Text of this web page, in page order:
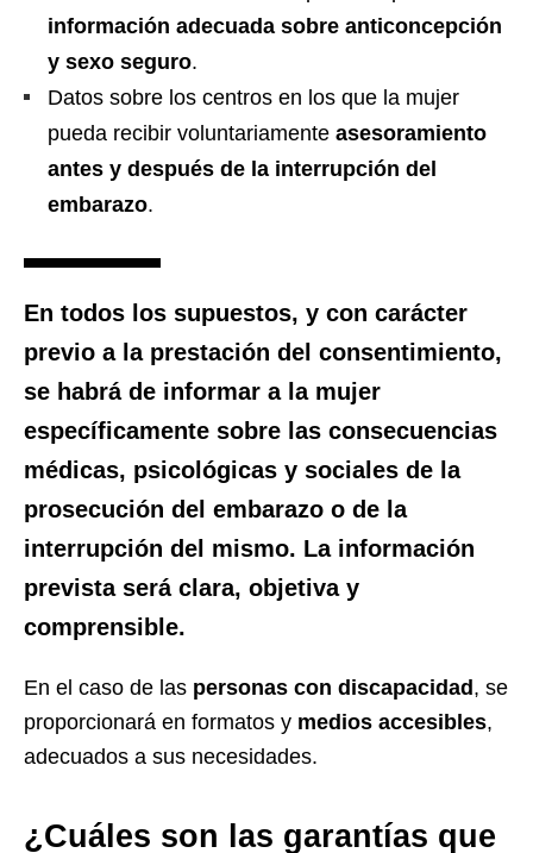
información adecuada sobre anticoncepción
y sexo seguro.
Datos sobre los centros en los que la mujer
pueda recibir voluntariamente asesoramiento
antes y después de la interrupción del
embarazo.
En todos los supuestos, y con carácter
previo a la prestación del consentimiento,
se habrá de informar a la mujer
específicamente sobre las consecuencias
médicas, psicológicas y sociales de la
prosecución del embarazo o de la
interrupción del mismo. La información
prevista será clara, objetiva y
comprensible.
En el caso de las personas con discapacidad, se
proporcionará en formatos y medios accesibles,
adecuados a sus necesidades.
¿Cuáles son las garantías que